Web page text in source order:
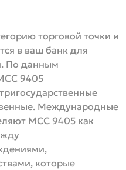
торговой точки и
в ваш банк для
По данным
9405
Международные
МСС 9405 как
которые